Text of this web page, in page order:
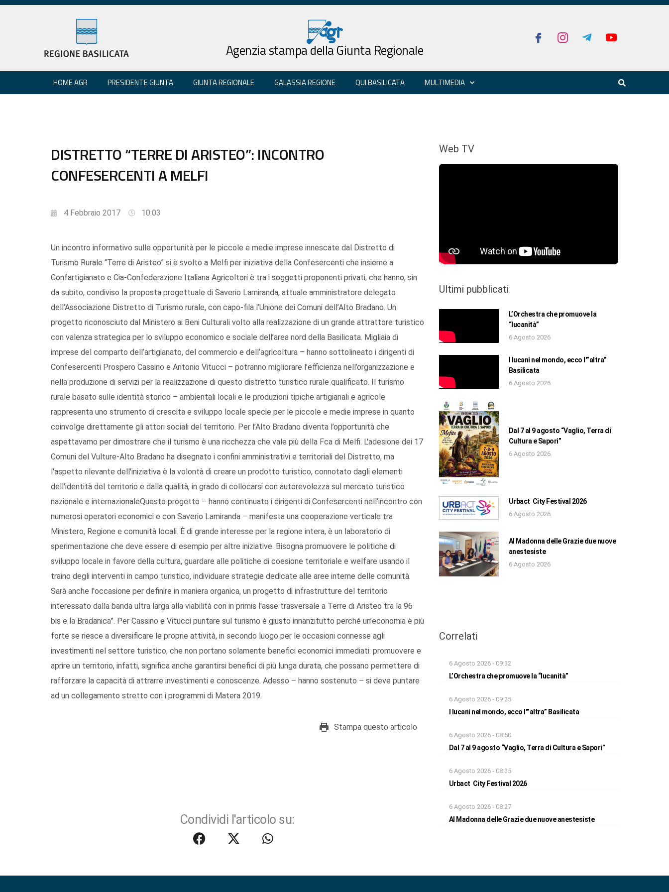
Agenzia stampa della Giunta Regionale
HOME AGR PRESIDENTE GIUNTA GIUNTA REGIONALE GALASSIA REGIONE QUI BASILICATA MULTIMEDIA
DISTRETTO “TERRE DI ARISTEO”: INCONTRO
CONFESERCENTI A MELFI
4 Febbraio 2017 10:03
Un incontro informativo sulle opportunità per le piccole e medie imprese innescate dal Distretto di
Turismo Rurale “Terre di Aristeo” si è svolto a Melfi per iniziativa della Confesercenti che insieme a
Confartigianato e Cia-Confederazione Italiana Agricoltori è tra i soggetti proponenti privati, che hanno, sin
da subito, condiviso la proposta progettuale di Saverio Lamiranda, attuale amministratore delegato
dell’Associazione Distretto di Turismo rurale, con capo-fila l’Unione dei Comuni dell’Alto Bradano. Un
progetto riconosciuto dal Ministero ai Beni Culturali volto alla realizzazione di un grande attrattore turistico
con valenza strategica per lo sviluppo economico e sociale dell’area nord della Basilicata. Migliaia di
imprese del comparto dell’artigianato, del commercio e dell’agricoltura – hanno sottolineato i dirigenti di
Confesercenti Prospero Cassino e Antonio Vitucci – potranno migliorare l’efficienza nell’organizzazione e
nella produzione di servizi per la realizzazione di questo distretto turistico rurale qualificato. Il turismo
rurale basato sulle identità storico – ambientali locali e le produzioni tipiche artigianali e agricole
rappresenta uno strumento di crescita e sviluppo locale specie per le piccole e medie imprese in quanto
coinvolge direttamente gli attori sociali del territorio. Per l’Alto Bradano diventa l’opportunità che
aspettavamo per dimostrare che il turismo è una ricchezza che vale più della Fca di Melfi. L'adesione dei 17
Comuni del Vulture-Alto Bradano ha disegnato i confini amministrativi e territoriali del Distretto, ma
l'aspetto rilevante dell'iniziativa è la volontà di creare un prodotto turistico, connotato dagli elementi
dell'identità del territorio e dalla qualità, in grado di collocarsi con autorevolezza sul mercato turistico
nazionale e internazionaleQuesto progetto – hanno continuato i dirigenti di Confesercenti nell’incontro con
numerosi operatori economici e con Saverio Lamiranda – manifesta una cooperazione verticale tra
Ministero, Regione e comunità locali. È di grande interesse per la regione intera, è un laboratorio di
sperimentazione che deve essere di esempio per altre iniziative. Bisogna promuovere le politiche di
sviluppo locale in favore della cultura, guardare alle politiche di coesione territoriale e welfare usando il
traino degli interventi in campo turistico, individuare strategie dedicate alle aree interne delle comunità.
Sarà anche l'occasione per definire in maniera organica, un progetto di infrastrutture del territorio
interessato dalla banda ultra larga alla viabilità con in primis l'asse trasversale a Terre di Aristeo tra la 96
bis e la Bradanica”. Per Cassino e Vitucci puntare sul turismo è giusto innanzitutto perché un’economia è più
forte se riesce a diversificare le proprie attività, in secondo luogo per le occasioni connesse agli
investimenti nel settore turistico, che non portano solamente benefici economici immediati: promuovere e
aprire un territorio, infatti, significa anche garantirsi benefici di più lunga durata, che possano permettere di
rafforzare la capacità di attrarre investimenti e conoscenze. Adesso – hanno sostenuto – si deve puntare
ad un collegamento stretto con i programmi di Matera 2019.
Stampa questo articolo
Condividi l'articolo su:
Web TV
Ultimi pubblicati
L’Orchestra che promuove la
“lucanità”
6 Agosto 2026
I lucani nel mondo, ecco l'”altra”
Basilicata
6 Agosto 2026
Dal 7 al 9 agosto “Vaglio, Terra di
Cultura e Sapori”
6 Agosto 2026
Urbact City Festival 2026
6 Agosto 2026
Al Madonna delle Grazie due nuove
anestesiste
6 Agosto 2026
Correlati
6 Agosto 2026 - 09:32
L’Orchestra che promuove la “lucanità”
6 Agosto 2026 - 09:25
I lucani nel mondo, ecco l'”altra” Basilicata
6 Agosto 2026 - 08:50
Dal 7 al 9 agosto “Vaglio, Terra di Cultura e Sapori”
6 Agosto 2026 - 08:35
Urbact City Festival 2026
6 Agosto 2026 - 08:27
Al Madonna delle Grazie due nuove anestesiste